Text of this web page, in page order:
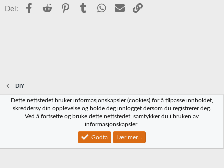
Del: Facebook
Reddit PinterestTumblr WhatsApp
E-post
DIY
Norbrygg-default
Vilkår og regler Personvernregler
Community platform by XenForo® © 2010-2023 XenForo Ltd.
Dette nettstedet bruker informasjonskapsler (cookies) for å tilpasse innholdet,
skreddersy din opplevelse og holde deg innlogget dersom du registrerer deg.
Ved å fortsette og bruke dette nettstedet, samtykker du i bruken av
informasjonskapsler.
Godta Lær mer...